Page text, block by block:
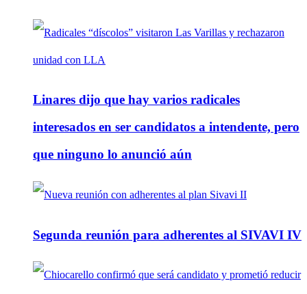
Linares dijo que hay varios radicales
interesados en ser candidatos a intendente, pero
que ninguno lo anunció aún
Segunda reunión para adherentes al SIVAVI IV